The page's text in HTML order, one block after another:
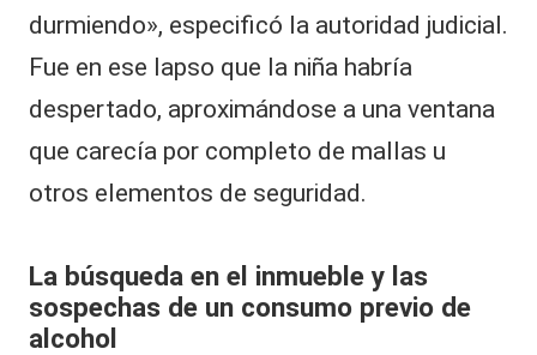
durmiendo», especificó la autoridad judicial.
Fue en ese lapso que la niña habría
despertado, aproximándose a una ventana
que carecía por completo de mallas u
otros elementos de seguridad.
La búsqueda en el inmueble y las
sospechas de un consumo previo de
alcohol